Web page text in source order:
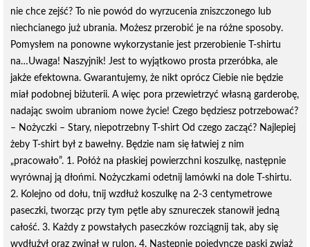
nie chce zejść? To nie powód do wyrzucenia zniszczonego lub
niechcianego już ubrania. Możesz przerobić je na różne sposoby.
Pomysłem na ponowne wykorzystanie jest przerobienie T-shirtu
na…Uwaga! Naszyjnik! Jest to wyjątkowo prosta przeróbka, ale
jakże efektowna. Gwarantujemy, że nikt oprócz Ciebie nie będzie
miał podobnej biżuterii. A więc pora przewietrzyć własną garderobę,
nadając swoim ubraniom nowe życie! Czego będziesz potrzebować?
– Nożyczki – Stary, niepotrzebny T-shirt Od czego zacząć? Najlepiej
żeby T-shirt był z bawełny. Będzie nam się łatwiej z nim
„pracowało”. 1. Połóż na płaskiej powierzchni koszulkę, następnie
wyrównaj ją dłońmi. Nożyczkami odetnij lamówki na dole T-shirtu.
2. Kolejno od dołu, tnij wzdłuż koszulkę na 2-3 centymetrowe
paseczki, tworząc przy tym pętle aby sznureczek stanowił jedną
całość. 3. Każdy z powstałych paseczków rozciągnij tak, aby się
wydłużył oraz zwinął w rulon. 4. Następnie pojedyncze paski zwiąż